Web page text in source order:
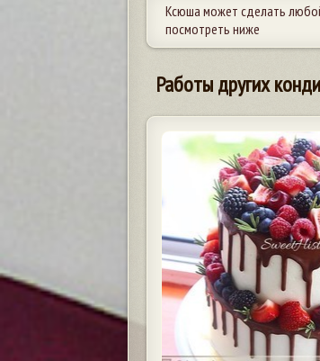
Ксюша может сделать
посмотреть ниже
Работы других